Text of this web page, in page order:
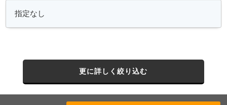
更に詳しく絞り込む